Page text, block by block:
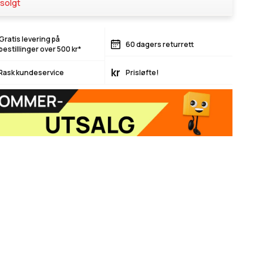
levering på
over 500 kr*
60 dagers returrett
kundeservice kr Prisløfte!